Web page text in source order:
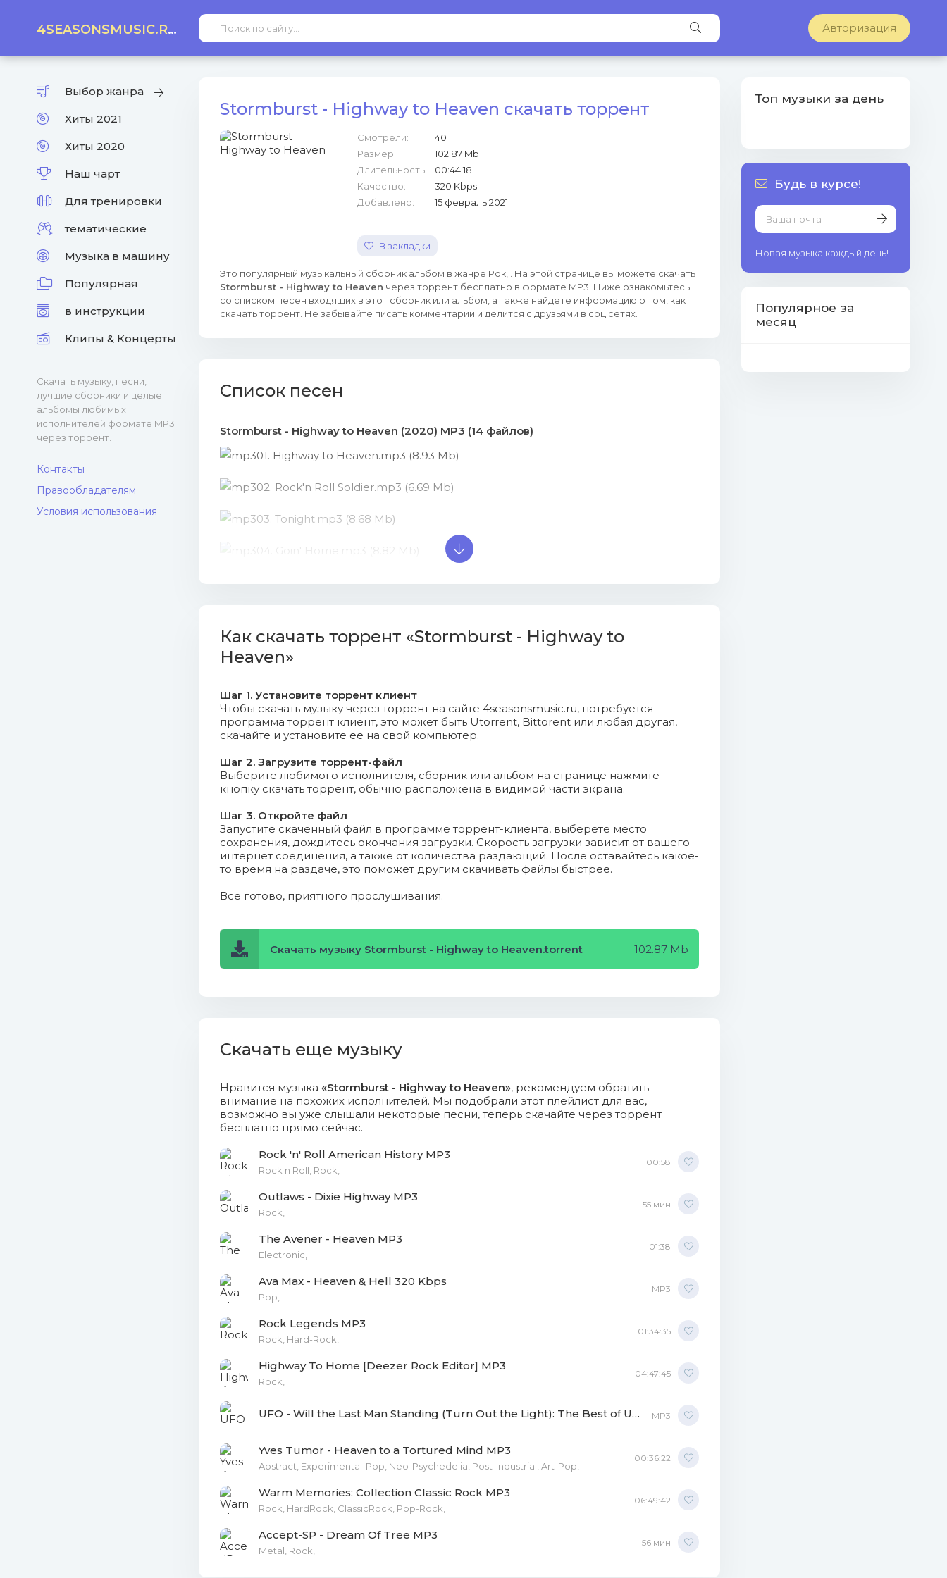
4SEASONSMUSIC.RU Авторизация
Выбор жанра
Хиты 2021
Хиты 2020
Наш чарт
Для тренировки
тематические
Музыка в машину
Популярная
в инструкции
Клипы & Концерты
Скачать музыку, песни,
лучшие сборники и целые
альбомы любимых
исполнителей формате MP3
через торрент.
Контакты
Правообладателям
Условия использования
Stormburst - Highway to Heaven скачать торрент
Смотрели:
40
Размер:
102.87 Mb
Длительность:
00:44:18
Качество:
320 Kbps
Добавлено:
15 февраль 2021
В закладки
Это популярный музыкальный сборник альбом в жанре Рок, . На этой странице вы можете скачать
Stormburst - Highway to Heaven через торрент бесплатно в формате MP3. Ниже ознакомьтесь
со списком песен входящих в этот сборник или альбом, а также найдете информацию о том, как
скачать торрент. Не забывайте писать комментарии и делится с друзьями в соц сетях.
Список песен
Stormburst - Highway to Heaven (2020) MP3 (14 файлов)
01. Highway to Heaven.mp3 (8.93 Mb)
02. Rock'n Roll Soldier.mp3 (6.69 Mb)
03. Tonight.mp3 (8.68 Mb)
04. Goin' Home.mp3 (8.82 Mb)
05. Closer to Heaven.mp3 (7.36 Mb)
07. Who Do You Think You Are_.mp3 (6.53 Mb)
09. Run for the Light.mp3 (8.3 Mb)
10. Take Me to the Sky.mp3 (6.47 Mb)
11. Lost in the Night.mp3 (8.06 Mb)
13. One Dream.mp3 (7.35 Mb)
cover.jpg (233.03 Kb)
Как скачать торрент «Stormburst - Highway to
Heaven»
Шаг 1. Установите торрент клиент
Чтобы скачать музыку через торрент на сайте 4seasonsmusic.ru, потребуется
программа торрент клиент, это может быть Utorrent, Bittorent или любая другая,
скачайте и установите ее на свой компьютер.
Шаг 2. Загрузите торрент-файл
Выберите любимого исполнителя, сборник или альбом на странице нажмите
кнопку скачать торрент, обычно расположена в видимой части экрана.
Шаг 3. Откройте файл
Запустите скаченный файл в программе торрент-клиента, выберете место
сохранения, дождитесь окончания загрузки. Скорость загрузки зависит от вашего
интернет соединения, а также от количества раздающий. После оставайтесь какое-
то время на раздаче, это поможет другим скачивать файлы быстрее.
Все готово, приятного прослушивания.
Скачать музыку Stormburst - Highway to Heaven.torrent 102.87 Mb
Скачать еще музыку
Нравится музыка «Stormburst - Highway to Heaven», рекомендуем обратить
внимание на похожих исполнителей. Мы подобрали этот плейлист для вас,
возможно вы уже слышали некоторые песни, теперь скачайте через торрент
бесплатно прямо сейчас.
Rock 'n' Roll American History MP3
Rock n Roll, Rock,
00:58
Outlaws - Dixie Highway MP3
Rock,
55 мин
The Avener - Heaven MP3
Electronic,
01:38
Ava Max - Heaven & Hell 320 Kbps
Pop,
MP3
Rock Legends MP3
Rock, Hard-Rock,
01:34:35
Highway To Home [Deezer Rock Editor] MP3
Rock,
04:47:45
UFO - Will the Last Man Standing (Turn Out the Light): The Best of UFO MP3 MP3
Yves Tumor - Heaven to a Tortured Mind MP3
Abstract, Experimental-Pop, Neo-Psychedelia, Post-Industrial, Art-Pop,
00:36:22
Warm Memories: Collection Classic Rock MP3
Rock, HardRock, ClassicRock, Pop-Rock,
06:49:42
Accept-SP - Dream Of Tree MP3
Metal, Rock,
56 мин
Топ музыки за день
Будь в курсе!
Новая музыка каждый день!
Популярное за
месяц